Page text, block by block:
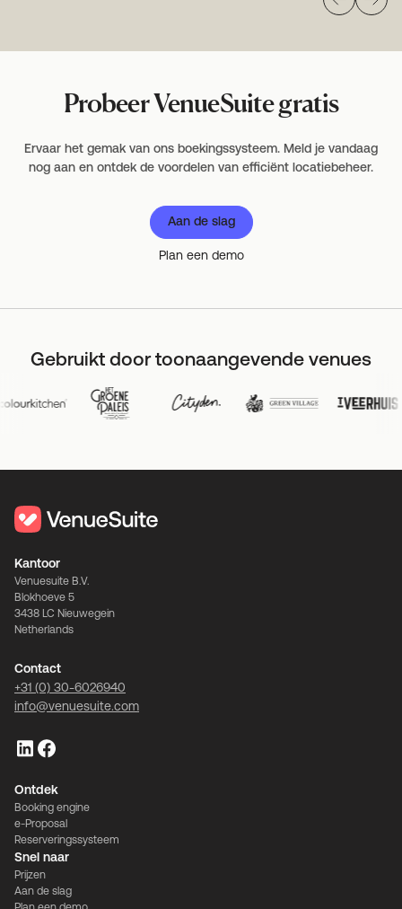
Probeer VenueSuite gratis
Ervaar het gemak van ons boekingssysteem. Meld je vandaag
nog aan en ontdek de voordelen van efficiënt locatiebeheer.
Aan de slag
Plan een demo
Gebruikt door toonaangevende venues
Kantoor
Venuesuite B.V.
Blokhoeve 5
3438 LC Nieuwegein
Netherlands
Contact
+31 (0) 30-6026940
info@venuesuite.com
Ontdek
Booking engine
e-Proposal
Reserveringssysteem
Snel naar
Prijzen
Aan de slag